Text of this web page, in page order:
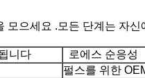
으세요 .모든 단계는 자
니다
로에스 순응성
펄스를 위한